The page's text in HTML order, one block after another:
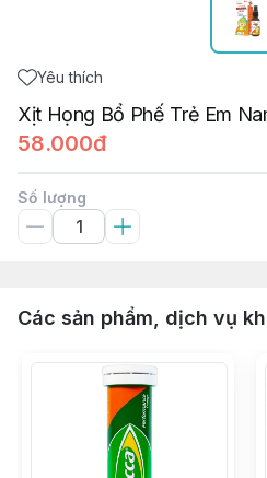
Yêu thích
Xịt Họng Bổ Phế Trẻ Em
58.000đ
Số lượng
Các sản phẩm, dịch vụ